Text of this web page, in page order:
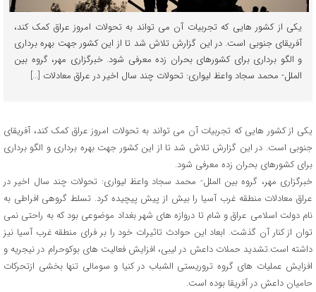
یکی از کشور هایی که تجربیات آن می تواند به تحولات امروز عراق کمک کند،
آفریقای جنوبی است. در این گزارش تلاش شد تا از این کشور جهت بهره برداری
و الگو برداری برای کشورهای بحران زده معرفی شود. خبرگزاری مهر، گروه بین
الملل- محمد سجاد واعظ لیواری: تحولات چند سال اخیر در عراق معادلات […]
یکی از کشور هایی که تجربیات آن می تواند به تحولات امروز عراق کمک کند، آفریقای
جنوبی است. در این گزارش تلاش شد تا از این کشور جهت بهره برداری و الگو برداری
برای کشورهای بحران زده معرفی شود.
خبرگزاری مهر، گروه بین الملل- محمد سجاد واعظ لیواری: تحولات چند سال اخیر در
عراق معادلات منطقه غرب آسیا را بیش از پیش پیچیده کرد. تسلط گروهی افراطی به
نام دولت اسلامی عراق و شام تا دروازه های شهر بغداد موضوعی بود که به راحتی نمی
توان از کنار آن گذشت. ابعاد این حوادث تاثیرات خود را بر فرای منطقه غرب آسیا نیز
داشته است.تشدید حملات داعش در لیبی، افزایش فعالیت های بوکوحرام در نیجریه و
افزایش عملیات های گروه تروریستی الشباب در کنیا و سومالی تنها بخشی ازتحرکات
حامیان داعش در آفریقا بوده است.